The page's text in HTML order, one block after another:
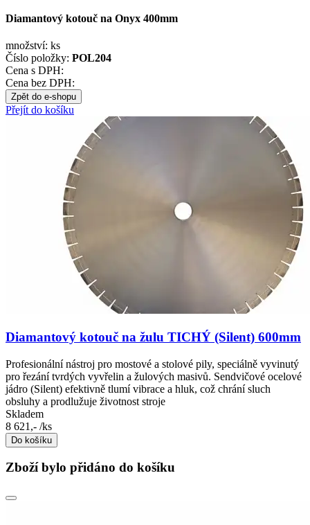
Diamantový kotouč na Onyx 400mm
množství: ks
Číslo položky: POL204
Cena s DPH:
Cena bez DPH:
Zpět do e-shopu
Přejít do košíku
Diamantový kotouč na žulu TICHÝ (Silent) 600mm
Profesionální nástroj pro mostové a stolové pily, speciálně vyvinutý
pro řezání tvrdých vyvřelin a žulových masivů. Sendvičové ocelové
jádro (Silent) efektivně tlumí vibrace a hluk, což chrání sluch
obsluhy a prodlužuje životnost stroje
Skladem
8 621,- /ks
Do košíku
Zboží bylo přidáno do košíku